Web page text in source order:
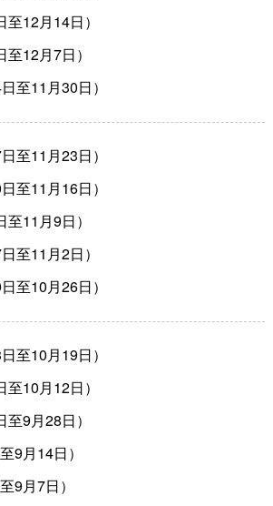
12月14日）
12月7日）
至11月30日）
至11月23日）
至11月16日）
11月9日）
至11月2日）
至10月26日）
至10月19日）
10月12日）
9月28日）
9月14日）
9月7日）